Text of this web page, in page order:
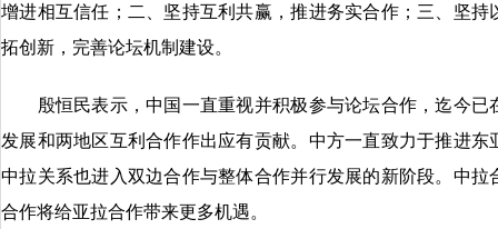
增进相互信任；二、坚持互利共赢，推进务实合作；三、坚
拓创新，完善论坛机制建设。
殷恒民表示，中国一直重视并积极参与论坛合作，迄今已
发展和两地区互利合作作出应有贡献。中方一直致力于推进
中拉关系也进入双边合作与整体合作并行发展的新阶段。中
合作将给亚拉合作带来更多机遇。